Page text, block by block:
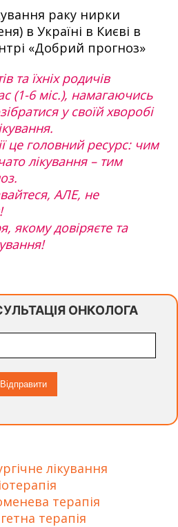
раку нирки
в Україні в Києві в
«Добрий прогноз»
та їхніх родичів
(1-6 міс.), намагаючись
у своїй хворобі
це головний ресурс: чим
лікування – тим
АЛЕ, не
якому довіряєте та
ОНКОЛОГА
лікування
терапія
терапія